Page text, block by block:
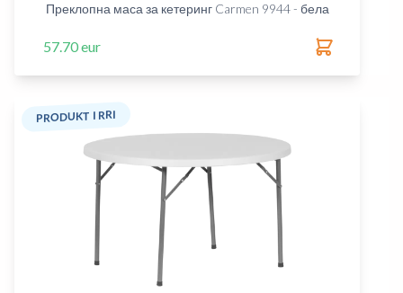
Преклопна маса за кетеринг Carmen 9944 - бела
57.70 eur
PRODUKT I RRI